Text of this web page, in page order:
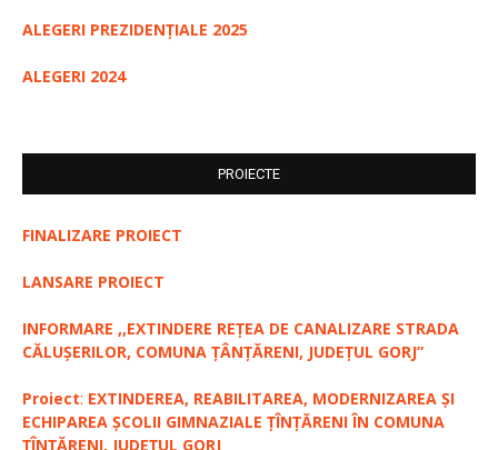
ALEGERI PREZIDENȚIALE 2025
ALEGERI 2024
PROIECTE
FINALIZARE PROIECT
LANSARE PROIECT
INFORMARE ,,EXTINDERE REȚEA DE CANALIZARE STRADA
CĂLUȘERILOR, COMUNA ȚÂNȚĂRENI, JUDEȚUL GORJ”
Proiect: EXTINDEREA, REABILITAREA, MODERNIZAREA ȘI
ECHIPAREA ȘCOLII GIMNAZIALE ȚÎNȚĂRENI ÎN COMUNA
ȚÎNȚĂRENI, JUDEȚUL GORJ